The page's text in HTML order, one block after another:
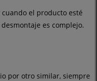
el producto esté
es complejo.
por otro similar, siempre